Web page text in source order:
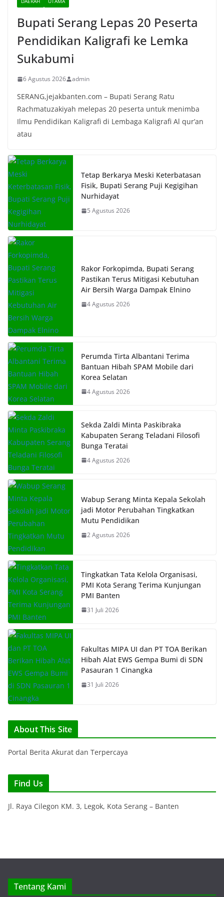
Bupati Serang Lepas 20 Peserta
Pendidikan Kaligrafi ke Lemka
Sukabumi
6 Agustus 2026 admin
SERANG,jejakbanten.com – Bupati Serang Ratu
Rachmatuzakiyah melepas 20 peserta untuk menimba
Ilmu Pendidikan Kaligrafi di Lembaga Kaligrafi Al qur’an
atau
Tetap Berkarya Meski Keterbatasan
Fisik, Bupati Serang Puji Kegigihan
Nurhidayat
5 Agustus 2026
Rakor Forkopimda, Bupati Serang
Pastikan Terus Mitigasi Kebutuhan
Air Bersih Warga Dampak Elnino
4 Agustus 2026
Perumda Tirta Albantani Terima
Bantuan Hibah SPAM Mobile dari
Korea Selatan
4 Agustus 2026
Sekda Zaldi Minta Paskibraka
Kabupaten Serang Teladani Filosofi
Bunga Teratai
4 Agustus 2026
Wabup Serang Minta Kepala Sekolah
jadi Motor Perubahan Tingkatkan
Mutu Pendidikan
2 Agustus 2026
Tingkatkan Tata Kelola Organisasi,
PMI Kota Serang Terima Kunjungan
PMI Banten
31 Juli 2026
Fakultas MIPA UI dan PT TOA Berikan
Hibah Alat EWS Gempa Bumi di SDN
Pasauran 1 Cinangka
31 Juli 2026
About This Site
Portal Berita Akurat dan Terpercaya
Find Us
Jl. Raya Cilegon KM. 3, Legok, Kota Serang – Banten
Tentang Kami